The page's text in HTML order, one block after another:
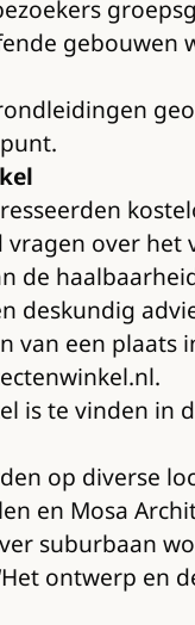
gebouwen
vragen over
de
deskundig
van een
is te vinden in
op diverse
en Mosa
suburbaan
ontwerp en